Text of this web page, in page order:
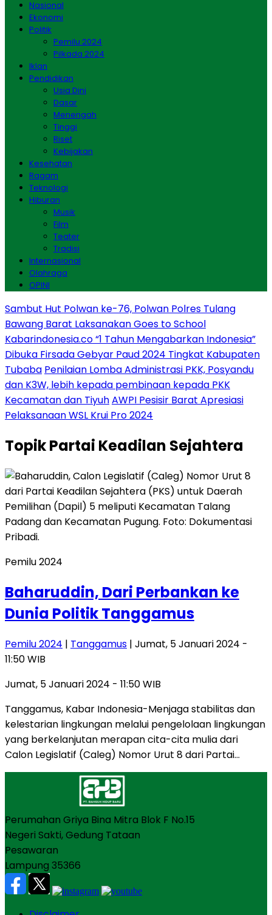
Nasional
Ekonomi
Politik
Pemilu 2024
Pilkada 2024
Iklan
Pendidikan
Usia Dini
Dasar
Menengah
Tinggi
Riset
Kebijakan
Kesehatan
Ragam
Teknologi
Hiburan
Musik
Film
Teater
Tradisi
Internasional
Olahraga
OPINI
Sambut Hut Polwan ke-76, Polwan Polres Tulang
Bawang Barat Laksanakan Goes to School
Kabarindonesia.co “1 Tahun Mengabarkan Indonesia”
Dibuka Firsada Gebyar Paud 2024 Tingkat Kabupaten
Tubaba Penilaian Lomba Administrasi PKK, Posyandu
dan K3W, lebih kepada pembinaan kepada PKK
Kecamatan dan TiyuhAWPI Pesisir Barat Apresiasi
Pelaksanaan WSL Krui Pro 2024
TopikPartai Keadilan Sejahtera
Pemilu 2024
Baharuddin, Dari Perbankan ke
Dunia Politik Tanggamus
Pemilu 2024 | Tanggamus | Jumat, 5 Januari 2024 -
11:50 WIB
Jumat, 5 Januari 2024 - 11:50 WIB
Tanggamus, Kabar Indonesia-Menjaga stabilitas dan
kelestarian lingkungan melalui pengelolaan lingkungan
yang berkelanjutan merapan cita-cita mulia dari
Calon Legislatif (Caleg) Nomor Urut 8 dari Partai…
Perumahan Griya Bina Mitra Blok F No.15
Negeri Sakti, Gedung Tataan
Pesawaran
Lampung 35366